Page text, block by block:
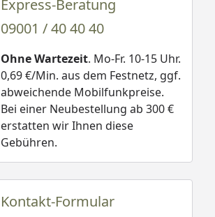
Express-Beratung
09001 / 40 40 40
Ohne Wartezeit. Mo-Fr. 10-15 Uhr.
0,69 €/Min. aus dem Festnetz, ggf.
abweichende Mobilfunkpreise.
Bei einer Neubestellung ab 300 €
erstatten wir Ihnen diese
Gebühren.
Kontakt-Formular